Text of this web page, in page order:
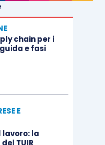
chain per i
e fasi
E
la
TUIR